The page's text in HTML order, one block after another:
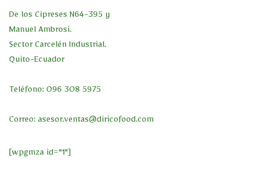
De los Cipreses N64-395 y
Manuel Ambrosi.
Sector Carcelén Industrial.
Quito-Ecuador
Teléfono: 096 308 5975
Correo: asesor.ventas@diricofood.com
[wpgmza id="1"]